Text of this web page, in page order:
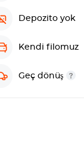
Depozito yok
Kendi filomuz
Geç dönüş